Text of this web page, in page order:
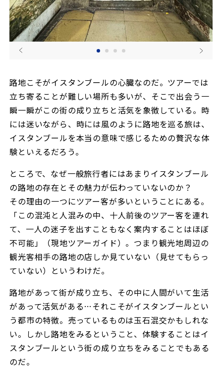
路地こそがイスタンブールの心臓なのだ。ツアーでは
立ち寄ることが難しい場所も多いが、そこで出会う一
瞬一瞬がこの街の成り立ちと活気を象徴している。時
には迷いながら、時には風のように路地を巡る旅は、
イスタンブールを本当の意味で感じるための贅沢な体
験といえるだろう。
ところで、なぜ一般旅行者にはあまりイスタンブール
の路地の存在とその魅力が伝わっていないのか？
その理由の一つにツアー客が多いということにある。
「この混沌と人混みの中、十人前後のツアー客を連れ
て、一人の迷子を出すこともなく案内することはほぼ
不可能」（現地ツアーガイド）。つまり観光地周辺の
観光客相手の路地の店しか見ていない（見せてもらっ
ていない）というわけだ。
路地があって街が成り立ち、その中に人間がいて生活
があって活気がある…それこそがイスタンブールとい
う都市の特徴。売っているものは玉石混交かもしれな
い。しかし路地をみるということ、体験することはイ
スタンブールという街の成り立ちをみることでもある
のだ。